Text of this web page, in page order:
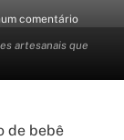
artesanais que
comentário
de bebê